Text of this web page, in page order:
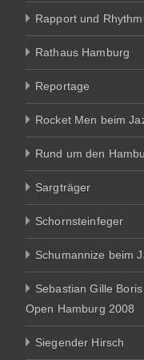
Rapport und
Rathaus Hamburg
Reportage
Rocket Men beim
Rund um den
Sargträger
Schornsteinfeger
Schumannize beim
Sebastian Gille
Open Hamburg 2008
Siegender Hirsch